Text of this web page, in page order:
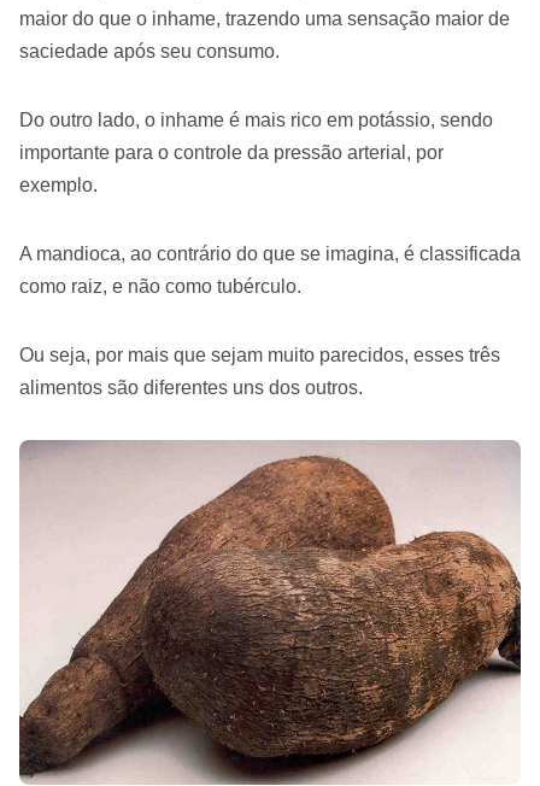
maior do que o inhame, trazendo uma sensação maior de
saciedade após seu consumo.
Do outro lado, o inhame é mais rico em potássio, sendo
importante para o controle da pressão arterial, por
exemplo.
A mandioca, ao contrário do que se imagina, é classificada
como raiz, e não como tubérculo.
Ou seja, por mais que sejam muito parecidos, esses três
alimentos são diferentes uns dos outros.